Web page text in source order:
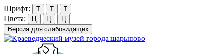
Шрифт: Т Т Т
Цвета: Ц Ц
Ц
Версия для слабовидящих